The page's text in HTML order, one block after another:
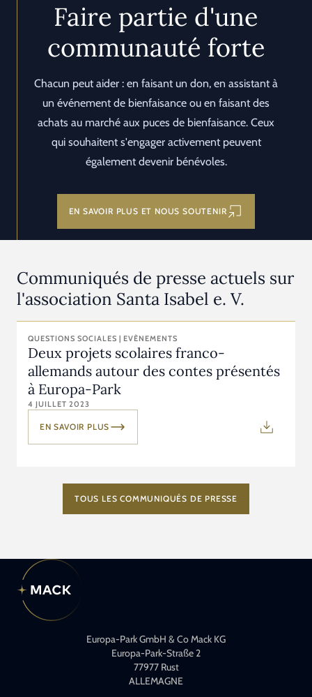
Faire partie d'une
communauté forte
Chacun peut aider : en faisant un don, en assistant à
un événement de bienfaisance ou en faisant des
achats au marché aux puces de bienfaisance. Ceux
qui souhaitent s'engager activement peuvent
également devenir bénévoles.
EN SAVOIR PLUS ET NOUS SOUTENIR
Communiqués de presse actuels sur
l'association Santa Isabel e. V.
QUESTIONS SOCIALES | EVÈNEMENTS
Deux projets scolaires franco-
allemands autour des contes présentés
à Europa-Park
4 JUILLET 2023
EN SAVOIR PLUS
TOUS LES COMMUNIQUÉS DE PRESSE
Europa-Park GmbH & Co Mack KG
Europa-Park-Straße 2
77977 Rust
ALLEMAGNE